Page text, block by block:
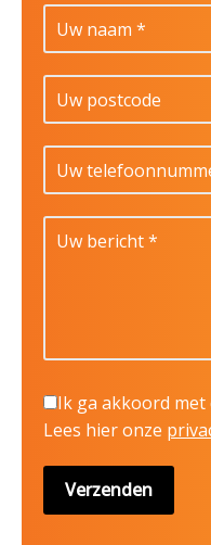
Ik ga akkoord met
Lees hier onze